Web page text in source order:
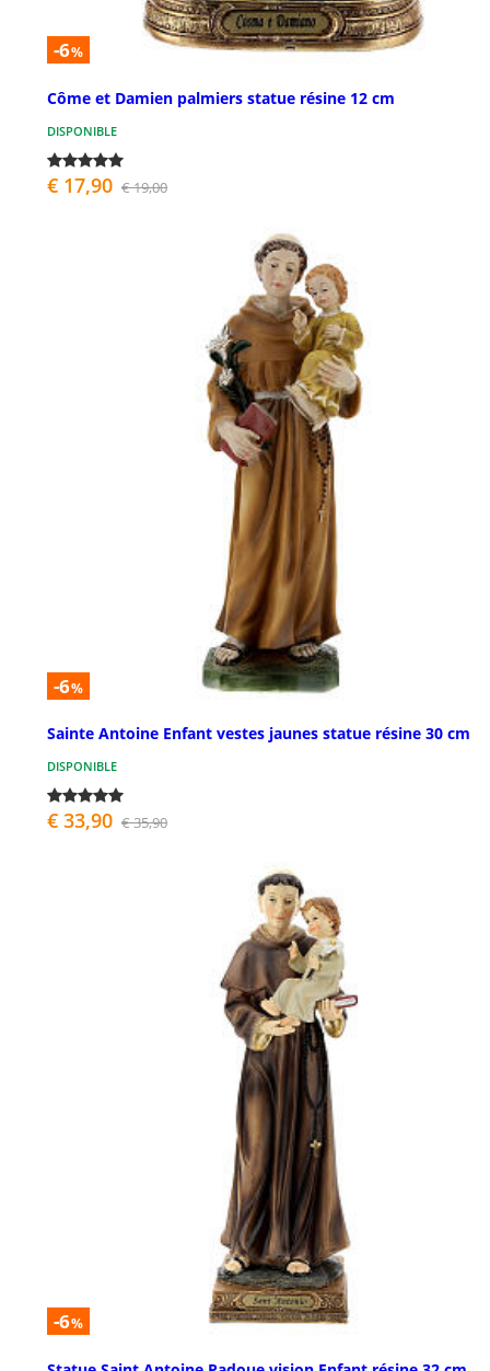
-6%
Côme et Damien palmiers statue résine 12 cm
DISPONIBLE
€ 17,90 € 19,00
-6%
Sainte Antoine Enfant vestes jaunes statue résine 30 cm
DISPONIBLE
€ 33,90 € 35,90
-6%